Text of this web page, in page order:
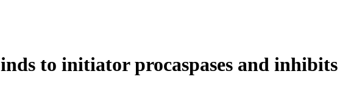
to initiator procaspases and inhibits